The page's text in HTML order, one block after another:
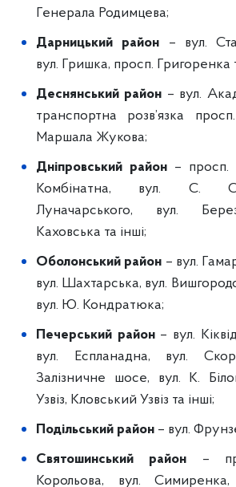
Генерала Родимцева;
Дарницький район – вул.
вул. Гришка, просп. Григоренка
Деснянський район – вул.
транспортна розв’язка
Маршала Жукова;
Дніпровський район – просп.
Комбінатна, вул. С.
Луначарського, вул.
Каховська та інші;
Оболонський район – вул.
вул. Шахтарська, вул.
вул. Ю. Кондратюка;
Печерський район– вул.
вул. Еспланадна, вул.
Залізничне шосе, вул. К.
Узвіз, Кловський Узвіз та інші;
Подільський район – вул.
Святошинський район –
Корольова, вул.